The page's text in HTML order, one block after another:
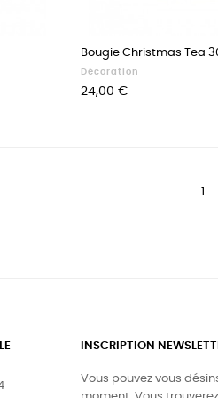
Bougie Christmas Tea
Décoration
Prix
24,00 €
1
INSCRIPTION
Vous pouvez vous